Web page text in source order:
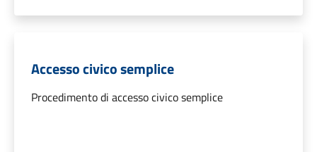
Accesso civico semplice
Procedimento di accesso civico semplice